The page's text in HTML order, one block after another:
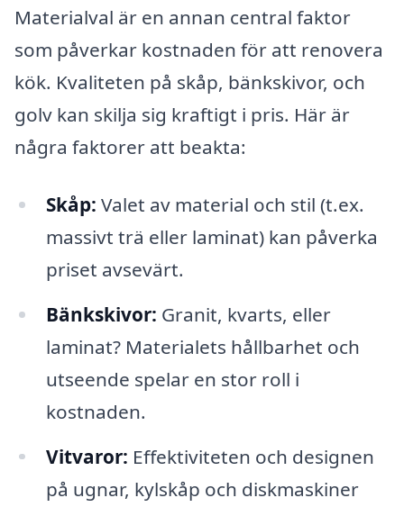
Materialval är en annan central faktor
som påverkar kostnaden för att renovera
kök. Kvaliteten på skåp, bänkskivor, och
golv kan skilja sig kraftigt i pris. Här är
några faktorer att beakta:
Skåp: Valet av material och stil (t.ex.
massivt trä eller laminat) kan påverka
priset avsevärt.
Bänkskivor: Granit, kvarts, eller
laminat? Materialets hållbarhet och
utseende spelar en stor roll i
kostnaden.
Vitvaror: Effektiviteten och designen
på ugnar, kylskåp och diskmaskiner